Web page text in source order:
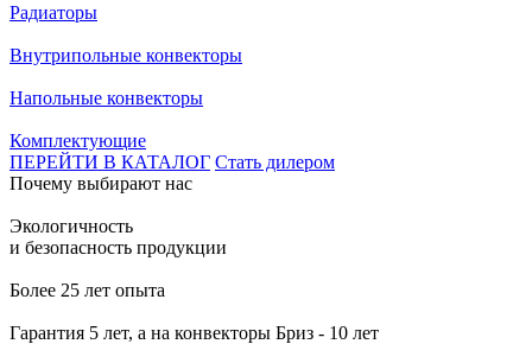
Радиаторы
Внутрипольные конвекторы
Напольные конвекторы
Комплектующие
ПЕРЕЙТИ В КАТАЛОГ Стать дилером
Почему выбирают нас
Экологичность
и безопасность продукции
Более 25 лет опыта
Гарантия 5 лет, а на конвекторы Бриз - 10 лет